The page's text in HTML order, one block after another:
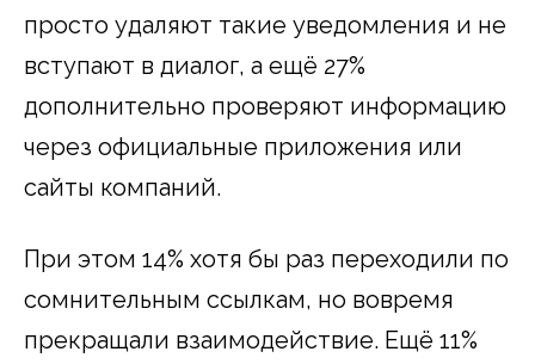
просто удаляют такие уведомления и не
вступают в диалог, а ещё 27%
дополнительно проверяют информацию
через официальные приложения или
сайты компаний.
При этом 14% хотя бы раз переходили по
сомнительным ссылкам, но вовремя
прекращали взаимодействие. Ещё 11%